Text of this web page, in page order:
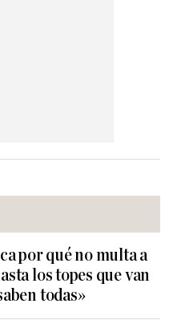
por qué no multa a
los topes que van
todas»